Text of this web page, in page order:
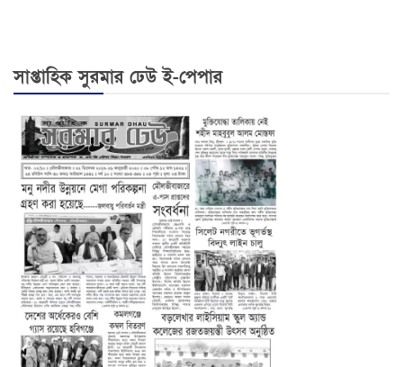
সাপ্তাহিক সুরমার ঢেউ ই-পেপার